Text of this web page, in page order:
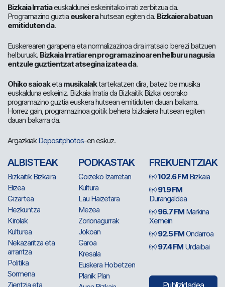
Bizkaia Irratiaeuskaldunei eskeinitako irrati zerbitzua da.
Programazino guztia euskerahutsean egiten da. Bizkaiera batuan
emitiduten da.
Euskerearen garapena eta normalizazinoa dira irratsaio berezi batzuen
helburuak. Bizkaia Irratiaren programazinoaren helburu nagusia
entzule guztientzat atsegina izatea da.
Ohiko saioaketa musikalaktartekatzen dira, batez be musika
euskalduna eskeiniz. Bizkaia Irratia da Bizkaitik Bizkai osorako
programazino guztia euskera hutsean emitiduten dauan bakarra.
Horrez gain, programazinoa goitik behera bizkaiera hutsean egiten
dauan bakarra da.
ArgazkiakDepositphotos-en eskuz.
ALBISTEAK
Bizkaitik Bizkaira
Elizea
Gizartea
Hezkuntza
Kirolak
Kulturea
Nekazaritza eta
arrantza
Politika
Sormena
Zientzia eta
PODKASTAK
Goizeko Izarretan
Kultura
Lau Haizetara
Mezea
Zorionagurrak
Jokoan
Garoa
Kresala
Euskera Hobetzen
Planik Plan
FREKUENTZIAK
102.6 FM Bizkaia
91.9 FM
Durangaldea
96.7 FM Markina
Xemein
92.5 FMOndarroa
97.4 FM Urdaibai